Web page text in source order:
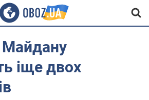
Майдану
іще двох